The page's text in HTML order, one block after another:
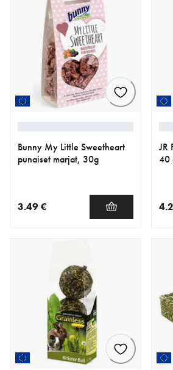
Bunny My Little Sweetheart
punaiset marjat, 30g
3.49 €
JR
40